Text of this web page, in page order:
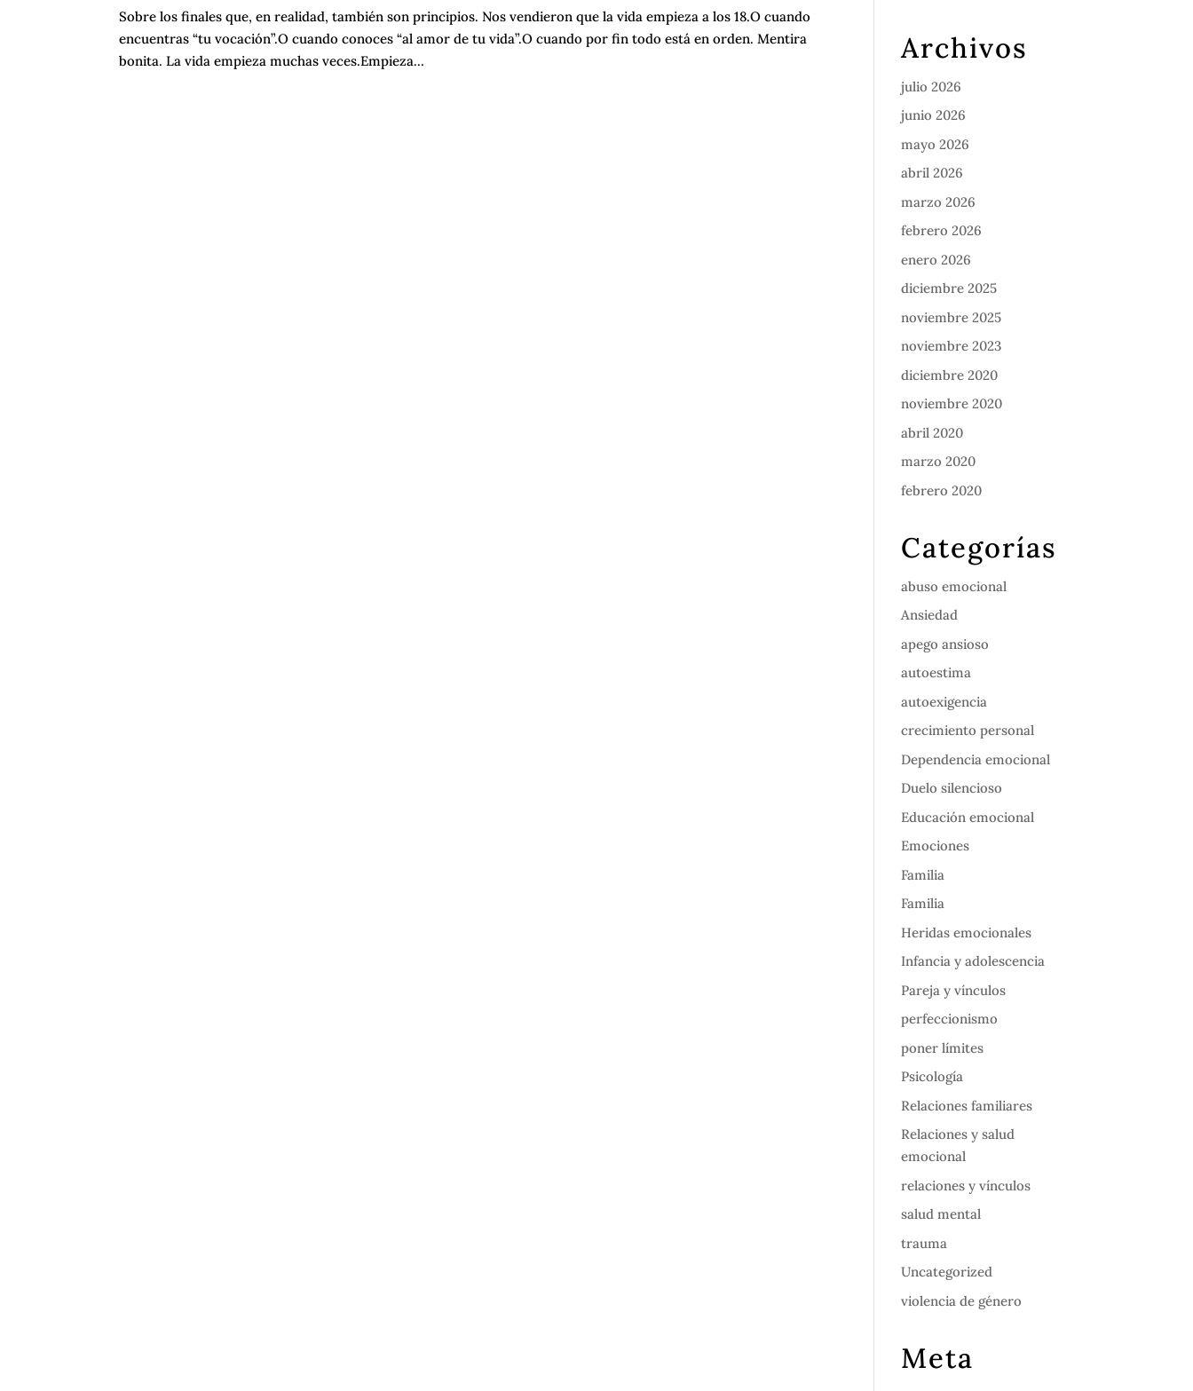
Sobre los finales que, en realidad, también son principios. Nos vendieron que la vida empieza a los 18.O cuando
encuentras “tu vocación”.O cuando conoces “al amor de tu vida”.O cuando por fin todo está en orden. Mentira
bonita. La vida empieza muchas veces.Empieza...
Archivos
julio 2026
junio 2026
mayo 2026
abril 2026
marzo 2026
febrero 2026
enero 2026
diciembre 2025
noviembre 2025
noviembre 2023
diciembre 2020
noviembre 2020
abril 2020
marzo 2020
febrero 2020
Categorías
abuso emocional
Ansiedad
apego ansioso
autoestima
autoexigencia
crecimiento personal
Dependencia emocional
Duelo silencioso
Educación emocional
Emociones
Familia
Familia
Heridas emocionales
Infancia y adolescencia
Pareja y vínculos
perfeccionismo
poner límites
Psicología
Relaciones familiares
Relaciones y salud
emocional
relaciones y vínculos
salud mental
trauma
Uncategorized
violencia de género
Meta